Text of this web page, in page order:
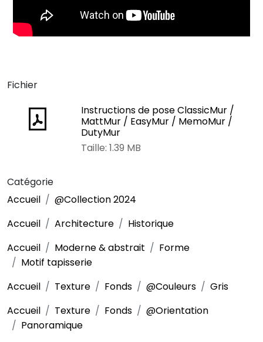
Fichier
Instructions de pose ClassicMur /
MattMur / EasyMur / MemoMur /
DutyMur
Taille: 1.39 MB
Catégorie
Accueil
@Collection 2024
Accueil
Architecture
Historique
Accueil
Moderne & abstrait
Forme
Motif tapisserie
Accueil
Texture Fonds @Couleurs
Gris
Accueil
Texture Fonds
@Orientation
Panoramique